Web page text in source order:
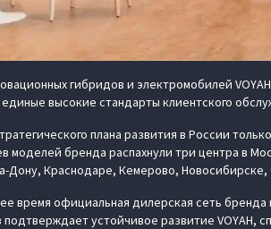
гибридов и электромобилей
высокие стандарты клиентского
плана развития в России
моделей бренда распахнули три центра в
Дону, Краснодаре, Кемерово,
время официальная дилерская сеть
подтверждает устойчивое развитие VOYAH,